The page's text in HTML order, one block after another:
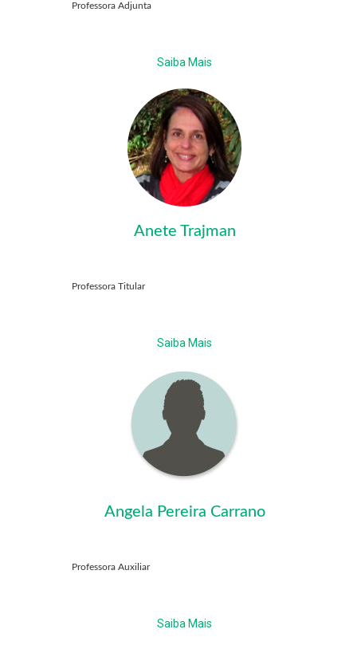
Professora Adjunta
Saiba Mais
Anete Trajman
Professora Titular
Saiba Mais
Angela Pereira Carrano
Professora Auxiliar
Saiba Mais